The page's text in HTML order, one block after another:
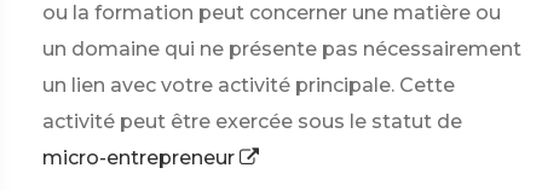
ou la formation peut concerner une matière ou
un domaine qui ne présente pas nécessairement
un lien avec votre activité principale. Cette
activité peut être exercée sous le statut de
micro-entrepreneur